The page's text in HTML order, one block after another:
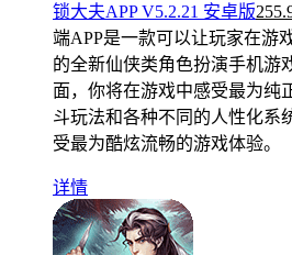
锁大夫APP V5.2.21 安卓版
端APP是一款可以让玩家在游
的全新仙侠类角色扮演手机游
面，你将在游戏中感受最为纯
斗玩法和各种不同的人性化系
受最为酷炫流畅的游戏体验。
详情